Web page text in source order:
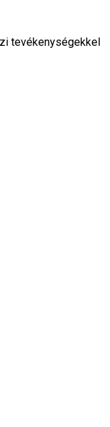
tevékenységekkel